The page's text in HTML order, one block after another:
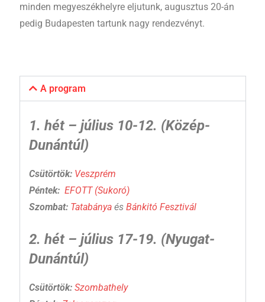
minden megyeszékhelyre eljutunk, augusztus 20-án
pedig Budapesten tartunk nagy rendezvényt.
A program
1. hét – július 10-12. (Közép-
Dunántúl)
Csütörtök: Veszprém
Péntek: EFOTT (Sukoró)
Szombat: Tatabánya és Bánkitó Fesztivál
2. hét – július 17-19. (Nyugat-
Dunántúl)
Csütörtök: Szombathely